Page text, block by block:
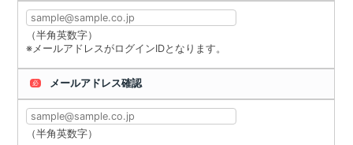
（半角英数字）
※メールアドレスがログインIDとなります。
必 メールアドレス確認
（半角英数字）